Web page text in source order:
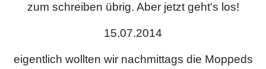
zum schreiben übrig. Aber jetzt geht's los!
15.07.2014
eigentlich wollten wir nachmittags die Moppeds